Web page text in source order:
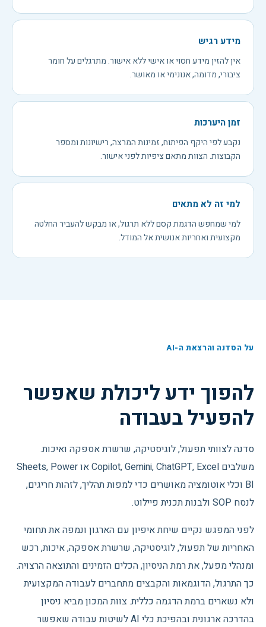
מידע רגיש
אין להזין מידע חסוי או אישי ללא אישור. מתרגלים על חומר
ציבורי, מדומה, אנונימי או מאושר.
זמן היערכות
נקבע לפי היקף הפיתוח, זמינות המרצה, רישיונות ומספר
הקבוצות. הצוות מתאם ציפיות לפני אישור.
למי זה לא מתאים
למי שמחפש הדגמת קסם ללא תרגול, או מבקש להעביר החלטה
מקצועית ואחריות אנושית אל המודל.
על הסדנה והרצאת ה-AI
להפוך ידע ליכולת שאפשר
להפעיל בעבודה
סדנה לצוותי תפעול, לוגיסטיקה, שרשרת אספקה ואיכות.
משלבים Copilot, Gemini, ChatGPT, Excel או Sheets, Power
BI וכלי אוטומציה מאושרים כדי למפות תהליך, לזהות חריגים,
לנסח SOP ולבנות תכנית פיילוט.
לפני המפגש נקיים שיחת איפיון עם הארגון ונמפה את תחומי
האחריות של תפעול, לוגיסטיקה, שרשרת אספקה, איכות, רכש
ומנהלי מפעל, את רמת הניסיון, הכלים הזמינים והתוצאה הרצויה.
כך התרגול, הדוגמאות והקבצים מתחברים לעבודה המקצועית
ולא נשארים ברמת הדגמה כללית. צוות המכון מביא ניסיון
בהדרכה ארגונית ובהפיכת כלי AI לשיטות עבודה שאפשר